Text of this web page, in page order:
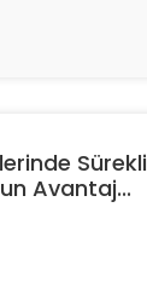
Sürekli
Avantaj...